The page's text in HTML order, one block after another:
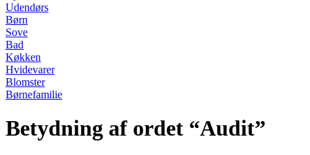
Udendørs
Børn
Sove
Bad
Køkken
Hvidevarer
Blomster
Børnefamilie
Betydning af ordet “Audit”